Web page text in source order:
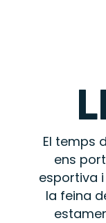
El temps
ens
esportiva
la feina